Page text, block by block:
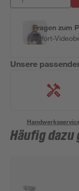
Fragen zum
Sofort-
Unsere
Häufig